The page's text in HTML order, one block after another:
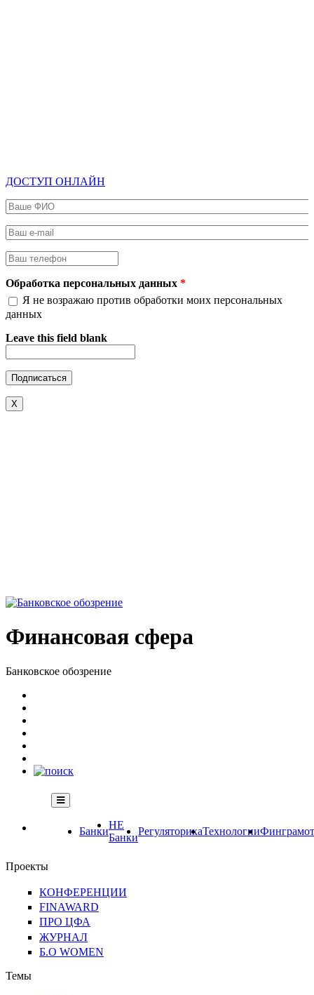
ДОСТУП ОНЛАЙН
Ваше ФИО
Ваш e-mail
Ваш телефон
Обработка персональных данных *
Я не возражаю против обработки моих персональных
данных
Leave this field blank
X
Финансовая сфера
Банковское обозрение
Банки
НЕ
Банки
РегуляторикаТехнологии
Проекты
КОНФЕРЕНЦИИ
FINAWARD
ПРО ЦФА
ЖУРНАЛ
Б.О WOMEN
Темы